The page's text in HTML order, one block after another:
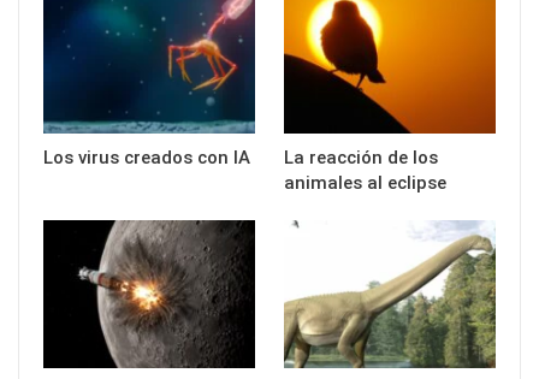
Los virus creados con IA
La reacción de los
animales al eclipse